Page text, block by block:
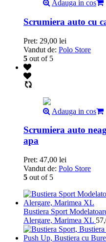
Adauga in cos
Scrumiera auto cu
Pret: 29,00 lei
Vandut de: Polo Store
5 out of 5
Adauga in cos
Scrumiera auto
apa
Pret: 47,00 lei
Vandut de: Polo Store
5 out of 5
Bustiera Sport
Alergare, Marimea XL